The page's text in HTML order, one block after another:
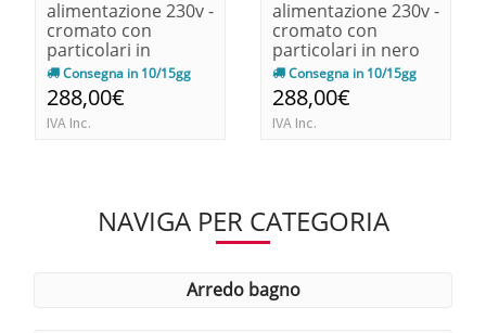
alimentazione 230v -
cromato con
particolari in
bianco140x90x68
Consegna in 10/15gg
288,00€
IVA Inc.
alimentazione 230v -
cromato con
particolari in nero
140x90x68
Consegna in 10/15gg
288,00€
IVA Inc.
NAVIGA PER CATEGORIA
arredo bagno